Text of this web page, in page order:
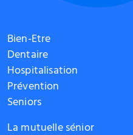
Bien-Etre
Dentaire
Hospitalisation
Prévention
Seniors
La mutuelle sénior